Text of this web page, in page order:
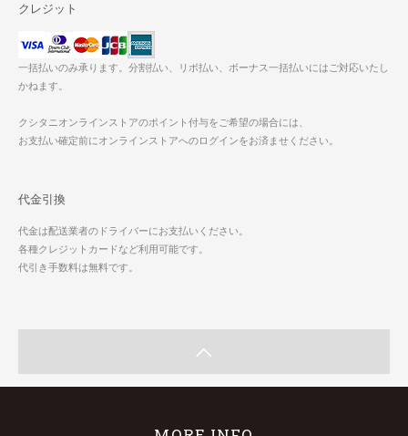
クレジット
一括払いのみ承ります。分割払い、リボ払い、ボーナス一括払いにはご対応いたし
かねます。
クシタニオンラインストアのポイント付与をご希望の場合には、
お支払い確定前にオンラインストアへのログインをお済ませください。
代金引換
代金は配送業者のドライバーにお支払いください。
各種クレジットカードなど利用可能です。
代引き手数料は無料です。